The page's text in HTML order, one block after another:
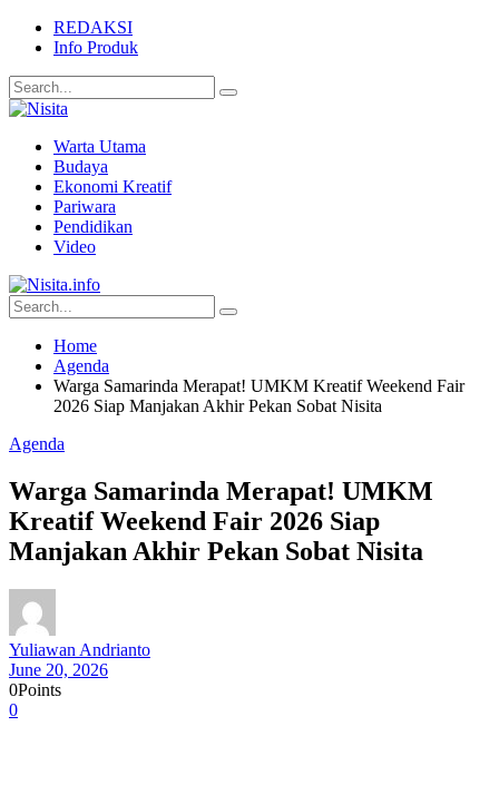
REDAKSI
Info Produk
Warta Utama
Budaya
Ekonomi Kreatif
Pariwara
Pendidikan
Video
Home
Agenda
Warga Samarinda Merapat! UMKM Kreatif Weekend Fair
2026 Siap Manjakan Akhir Pekan Sobat Nisita
Agenda
Warga Samarinda Merapat! UMKM
Kreatif Weekend Fair 2026 Siap
Manjakan Akhir Pekan Sobat Nisita
Yuliawan Andrianto
June 20, 2026
0Points
0